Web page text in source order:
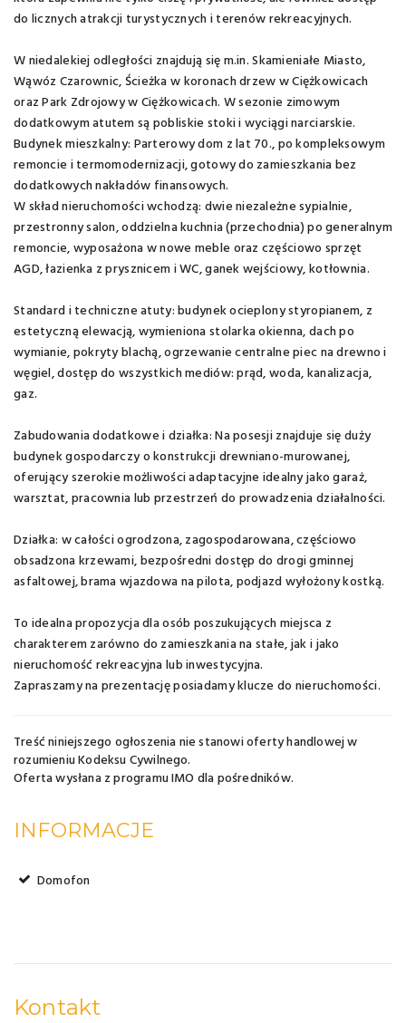
do licznych atrakcji turystycznych i terenów rekreacyjnych.
W niedalekiej odległości znajdują się m.in. Skamieniałe Miasto,
Wąwóz Czarownic, Ścieżka w koronach drzew w Ciężkowicach
oraz Park Zdrojowy w Ciężkowicach. W sezonie zimowym
dodatkowym atutem są pobliskie stoki i wyciągi narciarskie.
Budynek mieszkalny: Parterowy dom z lat 70., po kompleksowym
remoncie i termomodernizacji, gotowy do zamieszkania bez
dodatkowych nakładów finansowych.
W skład nieruchomości wchodzą: dwie niezależne sypialnie,
przestronny salon, oddzielna kuchnia (przechodnia) po generalnym
remoncie, wyposażona w nowe meble oraz częściowo sprzęt
AGD, łazienka z prysznicem i WC, ganek wejściowy, kotłownia.
Standard i techniczne atuty: budynek ocieplony styropianem, z
estetyczną elewacją, wymieniona stolarka okienna, dach po
wymianie, pokryty blachą, ogrzewanie centralne piec na drewno i
węgiel, dostęp do wszystkich mediów: prąd, woda, kanalizacja,
gaz.
Zabudowania dodatkowe i działka: Na posesji znajduje się duży
budynek gospodarczy o konstrukcji drewniano-murowanej,
oferujący szerokie możliwości adaptacyjne idealny jako garaż,
warsztat, pracownia lub przestrzeń do prowadzenia działalności.
Działka: w całości ogrodzona, zagospodarowana, częściowo
obsadzona krzewami, bezpośredni dostęp do drogi gminnej
asfaltowej, brama wjazdowa na pilota, podjazd wyłożony kostką.
To idealna propozycja dla osób poszukujących miejsca z
charakterem zarówno do zamieszkania na stałe, jak i jako
nieruchomość rekreacyjna lub inwestycyjna.
Zapraszamy na prezentację posiadamy klucze do nieruchomości.
Treść niniejszego ogłoszenia nie stanowi oferty handlowej w
rozumieniu Kodeksu Cywilnego.
Oferta wysłana zprogramu IMO dla pośredników.
INFORMACJE
Domofon
Kontakt